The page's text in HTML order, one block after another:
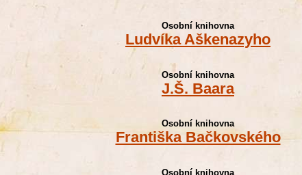
Osobní knihovna
Ludvíka Aškenazyho
Osobní knihovna
J.Š. Baara
Osobní knihovna
Františka Bačkovského
Osobní knihovna